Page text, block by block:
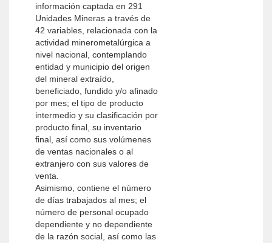
información captada en 291
Unidades Mineras a través de
42 variables, relacionada con la
actividad minerometalúrgica a
nivel nacional, contemplando
entidad y municipio del origen
del mineral extraído,
beneficiado, fundido y/o afinado
por mes; el tipo de producto
intermedio y su clasificación por
producto final, su inventario
final, así como sus volúmenes
de ventas nacionales o al
extranjero con sus valores de
venta.
Asimismo, contiene el número
de días trabajados al mes; el
número de personal ocupado
dependiente y no dependiente
de la razón social, así como las